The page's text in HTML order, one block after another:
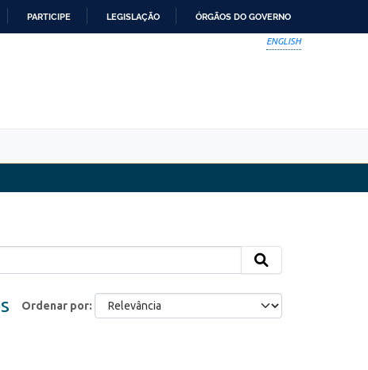
PARTICIPE LEGISLAÇÃO ÓRGÃOS DO GOVERNO
ENGLISH
Ordenar por